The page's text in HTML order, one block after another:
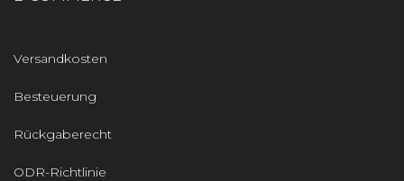
Versandkosten
Besteuerung
Rückgaberecht
ODR-Richtlinie